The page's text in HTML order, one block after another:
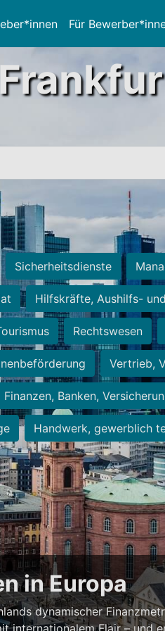
Für
Sicherheitsdienste
Hilfskräfte, Aushilfs-
Rechtswesen
Vertrieb,
Finanzen, Banken,
Handwerk, gewerblich
in Europa
dynamischer